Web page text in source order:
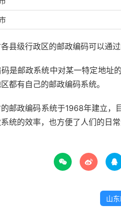
县级行政区的邮政编码可以通
是邮政系统中对某一特定地址
都有自己的邮政编码系统。
邮政编码系统于1968年建立，
统的效率，也方便了人们的日常
  
山